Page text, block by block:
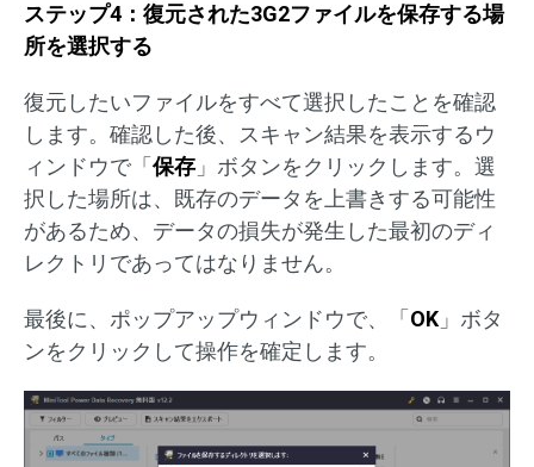
ステップ4：復元された3G2ファイルを保存する場
所を選択する
復元したいファイルをすべて選択したことを確認
します。確認した後、スキャン結果を表示するウ
ィンドウで「 保存 」ボタンをクリックします。選
択した場所は、既存のデータを上書きする可能性
があるため、データの損失が発生した最初のディ
レクトリであってはなりません。
最後に、ポップアップウィンドウで、「 OK 」ボタ
ンをクリックして操作を確定します。